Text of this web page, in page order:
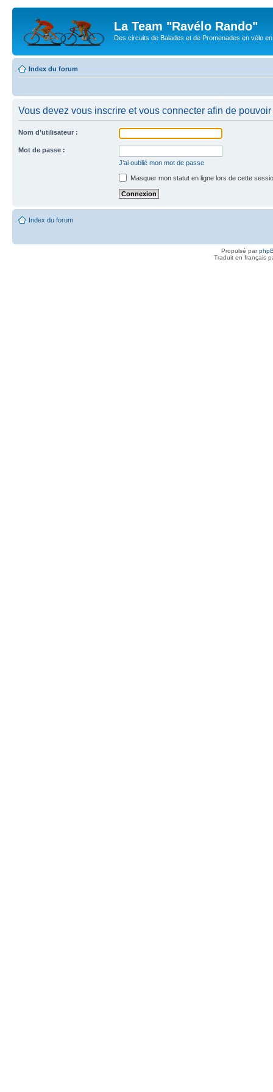
La Team "Ravélo Rando"
Des circuits de Balades et de Promenades en vélo
Index du forum
Vous devez vous inscrire et vous connecter afin de
Nom d’utilisateur :
Mot de passe :
J’ai oublié mon mot de passe
Masquer mon statut en ligne lors de cette
Index du forum
Propulsé par
Traduit en français